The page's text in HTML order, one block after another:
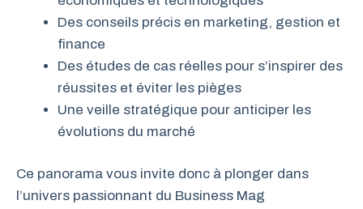
Des conseils précis en marketing, gestion et
finance
Des études de cas réelles pour s’inspirer des
réussites et éviter les pièges
Une veille stratégique pour anticiper les
évolutions du marché
Ce panorama vous invite donc à plonger dans
l’univers passionnant du Business Mag